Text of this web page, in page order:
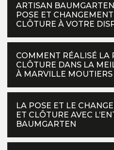
ARTISAN
POSE ET
CLÔTURE À VOTRE
COMMENT RÉALISÉ LA
CLÔTURE DANS LA
À MARVILLE
LA POSE ET LE
ET CLÔTURE AVEC
BAUMGARTEN